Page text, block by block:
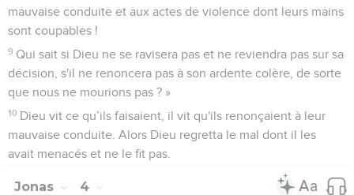
mauvaise conduite et aux actes de violence dont leurs mains
sont coupables !
9 Qui sait si Dieu ne se ravisera pas et ne reviendra pas sur sa
décision, s'il ne renoncera pas à son ardente colère, de sorte
que nous ne mourions pas ? »
10 Dieu vit ce qu’ils faisaient, il vit qu'ils renonçaient à leur
mauvaise conduite. Alors Dieu regretta le mal dont il les
avait menacés et ne le fit pas.
Jonas 4